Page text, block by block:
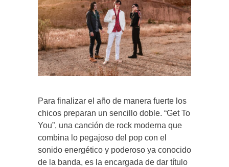
Para finalizar el año de manera fuerte los
chicos preparan un sencillo doble. “Get To
You”, una canción de rock moderna que
combina lo pegajoso del pop con el
sonido energético y poderoso ya conocido
de la banda, es la encargada de dar título